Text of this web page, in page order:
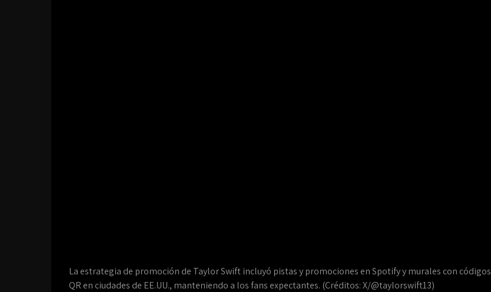
La estrategia de promoción de Taylor Swift incluyó pistas y promociones en Spotify y murales con códigos
QR en ciudades de EE.UU., manteniendo a los fans expectantes. (Créditos: X/@taylorswift13)